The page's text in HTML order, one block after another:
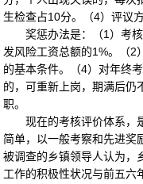
生检查占10分。（4）评议
奖惩办法是：（1）考核
发风险工资总额的1%。（2
的基本条件。（4）对年终
的，可重新上岗，期满后仍
职。
现在的考核评价体系，是
简单，以一般考察和先进奖
被调查的乡镇领导人认为，
工作的积极性状况与前五六